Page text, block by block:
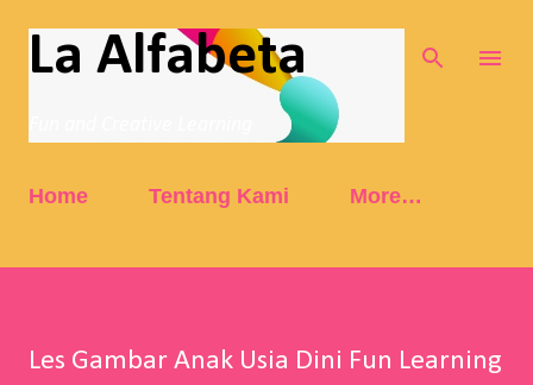
Skip to main content
La Alfabeta
Home Tentang Kami More…
Les Gambar Anak Usia Dini Fun Learning